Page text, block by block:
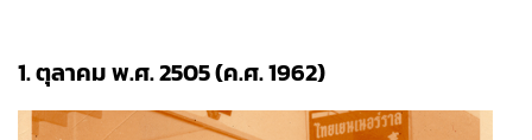
1. ตุลาคม พ.ศ. 2505 (ค.ศ. 1962)